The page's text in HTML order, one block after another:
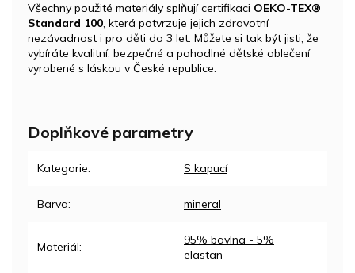
Všechny použité materiály splňují certifikaci OEKO-TEX®
Standard 100, která potvrzuje jejich zdravotní
nezávadnost i pro děti do 3 let. Můžete si tak být jisti, že
vybíráte kvalitní, bezpečné a pohodlné dětské oblečení
vyrobené s láskou v České republice.
Doplňkové parametry
Kategorie: S kapucí
Barva: mineral
Materiál:
95% bavlna - 5%
elastan